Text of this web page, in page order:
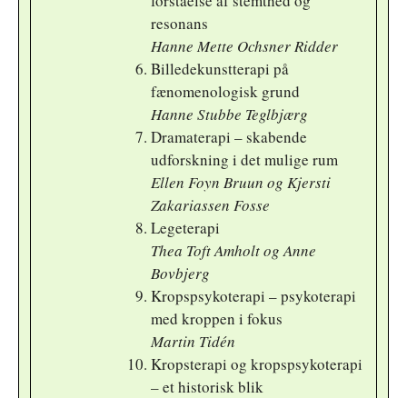
resonans
Hanne Mette Ochsner Ridder
Billedekunstterapi på
fænomenologisk grund
Hanne Stubbe Teglbjærg
Dramaterapi – skabende
udforskning i det mulige rum
Ellen Foyn Bruun og Kjersti
Zakariassen Fosse
Legeterapi
Thea Toft Amholt og Anne
Bovbjerg
Kropspsykoterapi – psykoterapi
med kroppen i fokus
Martin Tidén
Kropsterapi og kropspsykoterapi
– et historisk blik